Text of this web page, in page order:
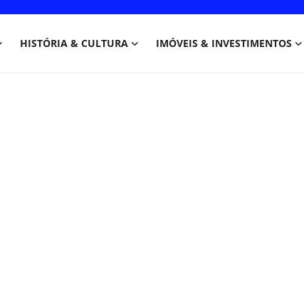
HISTÓRIA & CULTURA IMÓVEIS & INVESTIMENTOS